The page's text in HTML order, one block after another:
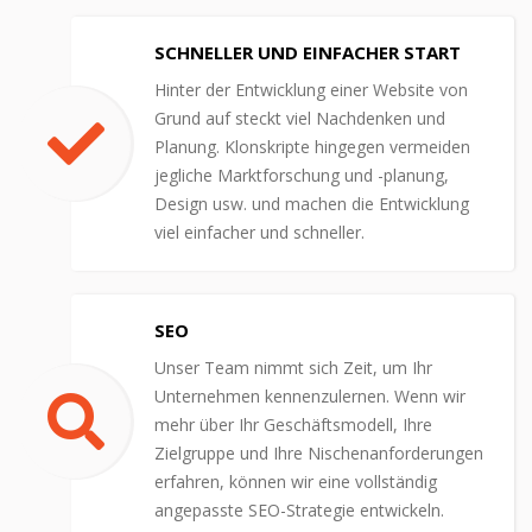
SCHNELLER UND EINFACHER START
Hinter der Entwicklung einer Website von
Grund auf steckt viel Nachdenken und
Planung. Klonskripte hingegen vermeiden
jegliche Marktforschung und -planung,
Design usw. und machen die Entwicklung
viel einfacher und schneller.
SEO
Unser Team nimmt sich Zeit, um Ihr
Unternehmen kennenzulernen. Wenn wir
mehr über Ihr Geschäftsmodell, Ihre
Zielgruppe und Ihre Nischenanforderungen
erfahren, können wir eine vollständig
angepasste SEO-Strategie entwickeln.